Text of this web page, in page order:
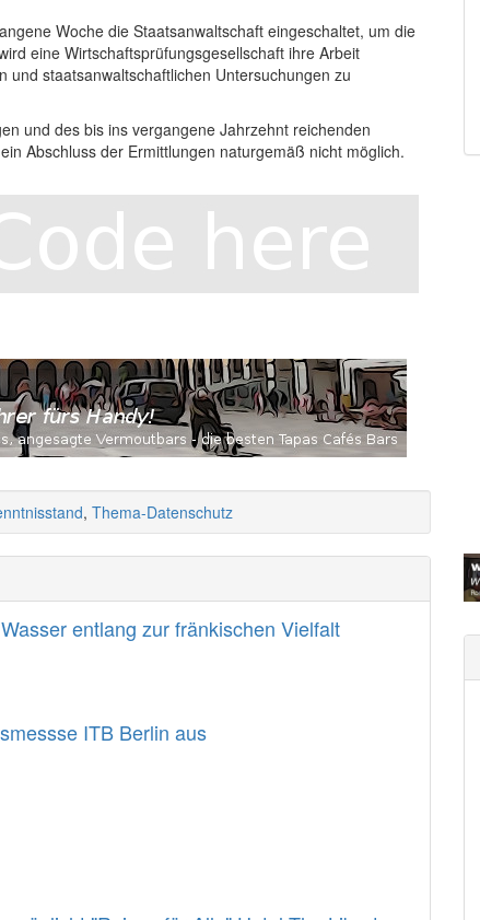
Woche die Staatsanwaltschaft eingeschaltet, um die
eine Wirtschaftsprüfungsgesellschaft ihre Arbeit
staatsanwaltschaftlichen Untersuchungen zu
und des bis ins vergangene Jahrzehnt reichenden
Abschluss der Ermittlungen naturgemäß nicht möglich.
, Thema-Datenschutz
entlang zur fränkischen Vielfalt
ITB Berlin aus